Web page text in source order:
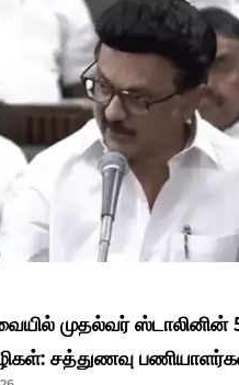
முதல்வர் ஸ்டாலினின்
சத்துணவு